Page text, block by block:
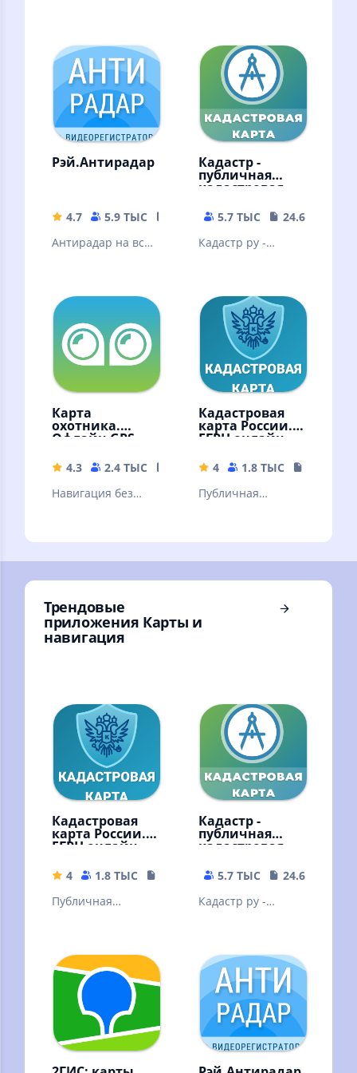
транспорта.
Метро. Пробки.
Камеры. Онлайн и
офлайн
Рэй.Антирадар
4.7 5.9 ТЫС
43.3 MB
Антирадар на все
поездок на авто
без штрафов
Кадастр -
публичная
кадастровая
5.7 ТЫС
24.65 MB
Кадастр ру -
России.
Информация из
Росреестр (ЕГРН)
Карта
охотника.
Офлайн GPS
геотрекер
4.3 2.4 ТЫС
47.96 MB
Навигация без
РФ - по подписке.
Кадастровая
карта России.
ЕГРН онлайн
4 1.8 ТЫС
Публичная
имущественного
налога
Трендовые
приложения Карты и
навигация
Кадастровая
карта России.
ЕГРН онлайн
4 1.8 ТЫС
19.52 MB
Публичная
и оплата
имущественного
налога
Кадастр -
публичная
кадастровая
5.7 ТЫС
24.65 MB
Кадастр ру -
России.
Информация из
Росреестр (ЕГРН)